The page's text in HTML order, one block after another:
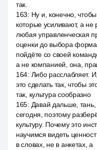
так.
163: Ну и, конечно,
которые усиливают, а не
любая управленческая
оценки до выбора
пойдёте со своей
а не компанией, она,
164: Либо расслабляет.
это сделать так, чтобы
так, культура сообразно
165: Давай дальше,
сегодня, поэтому
культуру. Почему это
научимся видеть
в словах, не в анкетах, а